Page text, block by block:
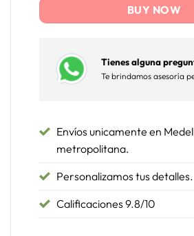
BUY NOW
Tienes alguna
Te brindamos asesoría
Envíos unicamente en
metropolitana.
Personalizamos tus detalles.
Calificaciones 9.8/10